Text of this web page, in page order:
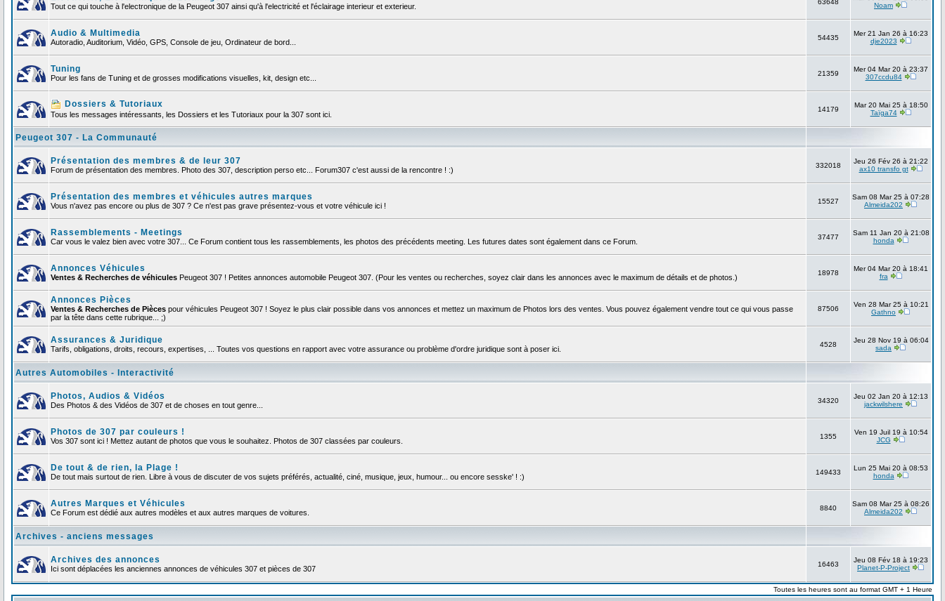
Tout ce qui touche à l'electronique de la Peugeot 307 ainsi qu'à l'electricité et l'éclairage interieur et exterieur.
63648
Noam
Audio & Multimedia
Autoradio, Auditorium, Vidéo, GPS, Console de jeu, Ordinateur de bord...
54435
Mer 21 Jan 26 à 16:23
dje2023
Tuning
Pour les fans de Tuning et de grosses modifications visuelles, kit, design etc...
21359
Mer 04 Mar 20 à 23:37
307ccdu84
Dossiers & Tutoriaux
Tous les messages intéressants, les Dossiers et les Tutoriaux pour la 307 sont ici.
14179
Mar 20 Mai 25 à 18:50
Taïga74
Peugeot 307 - La Communauté
Présentation des membres & de leur 307
Forum de présentation des membres. Photo des 307, description perso etc... Forum307 c'est aussi de la rencontre ! :)
332018
Jeu 26 Fév 26 à 21:22
ax10 transfo gt
Présentation des membres et véhicules autres marques
Vous n'avez pas encore ou plus de 307 ? Ce n'est pas grave présentez-vous et votre véhicule ici !
15527
Sam 08 Mar 25 à 07:28
Almeida202
Rassemblements - Meetings
Car vous le valez bien avec votre 307... Ce Forum contient tous les rassemblements, les photos des précédents meeting. Les futures dates sont également dans ce Forum.
37477
Sam 11 Jan 20 à 21:08
honda
Annonces Véhicules
Ventes & Recherches de véhicules Peugeot 307 ! Petites annonces automobile Peugeot 307. (Pour les ventes ou recherches, soyez clair dans les annonces avec le maximum de détails et de photos.)
18978
Mer 04 Mar 20 à 18:41
fra
Annonces Pièces
Ventes & Recherches de Pièces pour véhicules Peugeot 307 ! Soyez le plus clair possible dans vos annonces et mettez un maximum de Photos lors des ventes. Vous pouvez également vendre tout ce qui vous passe
par la tête dans cette rubrique... ;)
87506
Ven 28 Mar 25 à 10:21
Gathno
Assurances & Juridique
Tarifs, obligations, droits, recours, expertises, ... Toutes vos questions en rapport avec votre assurance ou problème d'ordre juridique sont à poser ici.
4528
Jeu 28 Nov 19 à 06:04
sada
Autres Automobiles - Interactivité
Photos, Audios & Vidéos
Des Photos & des Vidéos de 307 et de choses en tout genre...
34320
Jeu 02 Jan 20 à 12:13
jackwilshere
Photos de 307 par couleurs !
Vos 307 sont ici ! Mettez autant de photos que vous le souhaitez. Photos de 307 classées par couleurs.
1355
Ven 19 Juil 19 à 10:54
JCG
De tout & de rien, la Plage !
De tout mais surtout de rien. Libre à vous de discuter de vos sujets préférés, actualité, ciné, musique, jeux, humour... ou encore sesske' ! :)
149433
Lun 25 Mai 20 à 08:53
honda
Autres Marques et Véhicules
Ce Forum est dédié aux autres modèles et aux autres marques de voitures.
8840
Sam 08 Mar 25 à 08:26
Almeida202
Archives - anciens messages
Archives des annonces
Ici sont déplacées les anciennes annonces de véhicules 307 et pièces de 307
16463
Jeu 08 Fév 18 à 19:23
Planet-P-Project
Toutes les heures sont au format GMT + 1 Heure